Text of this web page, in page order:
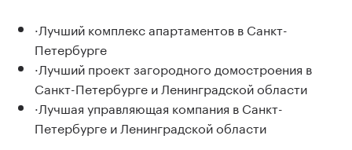
·Лучший комплекс апартаментов в Санкт-
Петербурге
·Лучший проект загородного домостроения в
Санкт-Петербурге и Ленинградской области
·Лучшая управляющая компания в Санкт-
Петербурге и Ленинградской области